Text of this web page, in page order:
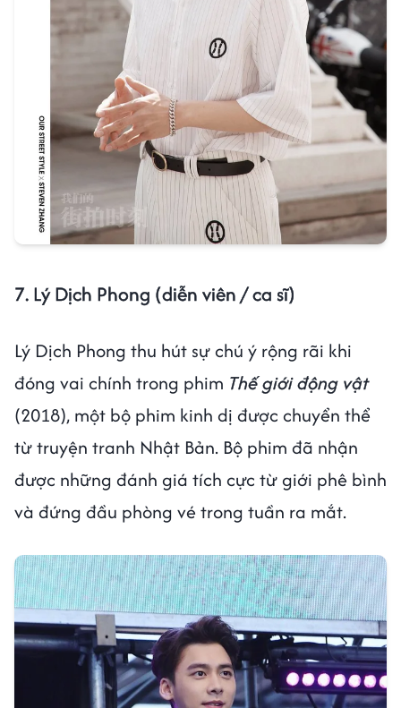
7. Lý Dịch Phong (diễn viên / ca sĩ)
Lý Dịch Phong thu hút sự chú ý rộng rãi khi
đóng vai chính trong phim Thế giới động vật
(2018), một bộ phim kinh dị được chuyển thể
từ truyện tranh Nhật Bản. Bộ phim đã nhận
được những đánh giá tích cực từ giới phê bình
và đứng đầu phòng vé trong tuần ra mắt.